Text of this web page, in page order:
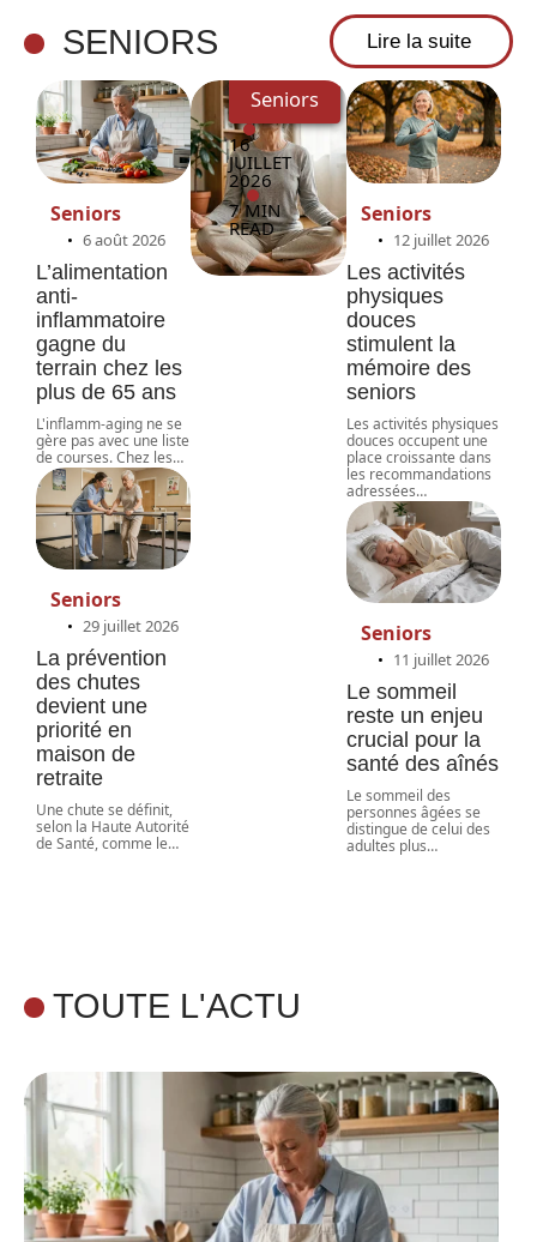
SENIORS Lire la suite
Seniors
6 août 2026
L’alimentation
anti-
inflammatoire
gagne du
terrain chez les
plus de 65 ans
L'inflamm-aging ne se
gère pas avec une liste
de courses. Chez les…
Seniors
29 juillet 2026
La prévention
des chutes
devient une
priorité en
maison de
retraite
Une chute se définit,
selon la Haute Autorité
de Santé, comme le…
Seniors
16
JUILLET
2026
7 MIN
READ
Seniors
12 juillet 2026
Les activités
physiques
douces
stimulent la
mémoire des
seniors
Les activités physiques
douces occupent une
place croissante dans
les recommandations
adressées…
Seniors
11 juillet 2026
Le sommeil
reste un enjeu
crucial pour la
santé des aînés
Le sommeil des
personnes âgées se
distingue de celui des
adultes plus…
TOUTE L'ACTU